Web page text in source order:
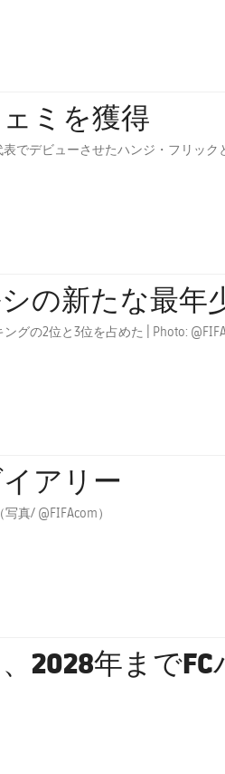
ミを獲得
でデビューさせたハンジ・フリック
の新たな最年
グの2位と3位を占めた | Photo:
アリー
FC バルセロナから16人の選手が史上最大のワールドカップの一員となる（写真/ @FIFAcom）
2028年までFC